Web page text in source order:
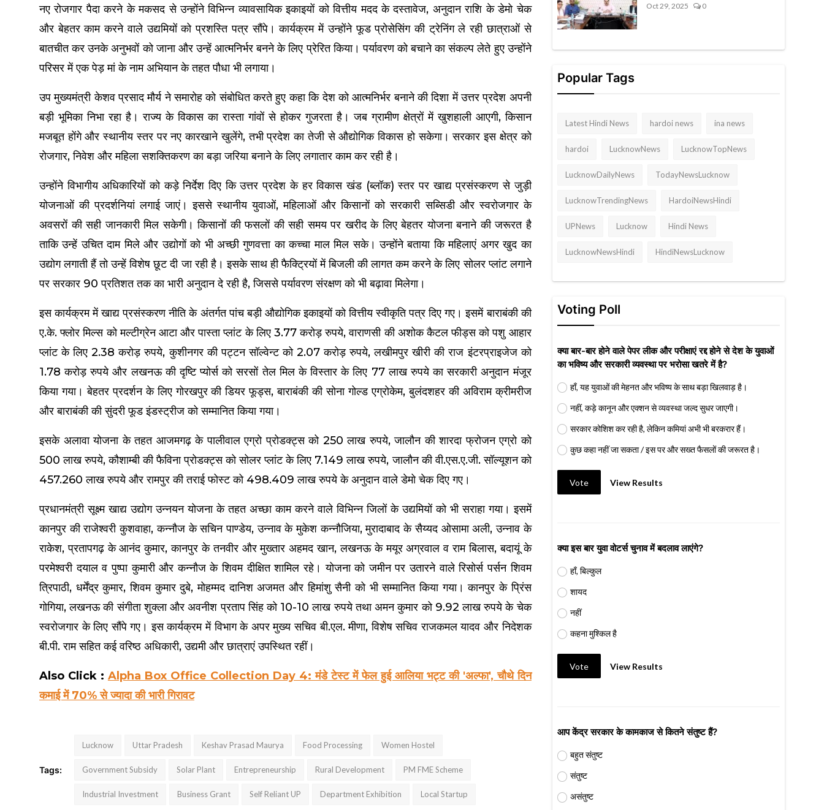
नए रोजगार पैदा करने के मकसद से उन्होंने विभिन्न व्यावसायिक इकाइयों को वित्तीय मदद के दस्तावेज, अनुदान राशि के डेमो चेक
और बेहतर काम करने वाले उद्यमियों को प्रशस्ति पत्र सौंपे। कार्यक्रम में उन्होंने फूड प्रोसेसिंग की ट्रेनिंग ले रही छात्राओं से
बातचीत कर उनके अनुभवों को जाना और उन्हें आत्मनिर्भर बनने के लिए प्रेरित किया। पर्यावरण को बचाने का संकल्प लेते हुए उन्होंने
परिसर में एक पेड़ मां के नाम अभियान के तहत पौधा भी लगाया।
उप मुख्यमंत्री केशव प्रसाद मौर्य ने समारोह को संबोधित करते हुए कहा कि देश को आत्मनिर्भर बनाने की दिशा में उत्तर प्रदेश अपनी
बड़ी भूमिका निभा रहा है। राज्य के विकास का रास्ता गांवों से होकर गुजरता है। जब ग्रामीण क्षेत्रों में खुशहाली आएगी, किसान
मजबूत होंगे और स्थानीय स्तर पर नए कारखाने खुलेंगे, तभी प्रदेश का तेजी से औद्योगिक विकास हो सकेगा। सरकार इस क्षेत्र को
रोजगार, निवेश और महिला सशक्तिकरण का बड़ा जरिया बनाने के लिए लगातार काम कर रही है।
उन्होंने विभागीय अधिकारियों को कड़े निर्देश दिए कि उत्तर प्रदेश के हर विकास खंड (ब्लॉक) स्तर पर खाद्य प्रसंस्करण से जुड़ी
योजनाओं की प्रदर्शनियां लगाई जाएं। इससे स्थानीय युवाओं, महिलाओं और किसानों को सरकारी सब्सिडी और स्वरोजगार के
अवसरों की सही जानकारी मिल सकेगी। किसानों की फसलों की सही समय पर खरीद के लिए बेहतर योजना बनाने की जरूरत है
ताकि उन्हें उचित दाम मिले और उद्योगों को भी अच्छी गुणवत्ता का कच्चा माल मिल सके। उन्होंने बताया कि महिलाएं अगर खुद का
उद्योग लगाती हैं तो उन्हें विशेष छूट दी जा रही है। इसके साथ ही फैक्ट्रियों में बिजली की लागत कम करने के लिए सोलर प्लांट लगाने
पर सरकार 90 प्रतिशत तक का भारी अनुदान दे रही है, जिससे पर्यावरण संरक्षण को भी बढ़ावा मिलेगा।
इस कार्यक्रम में खाद्य प्रसंस्करण नीति के अंतर्गत पांच बड़ी औद्योगिक इकाइयों को वित्तीय स्वीकृति पत्र दिए गए। इसमें बाराबंकी की
ए.के. फ्लोर मिल्स को मल्टीग्रेन आटा और पास्ता प्लांट के लिए 3.77 करोड़ रुपये, वाराणसी की अशोक कैटल फीड्स को पशु आहार
प्लांट के लिए 2.38 करोड़ रुपये, कुशीनगर की पट्टन सॉल्वेन्ट को 2.07 करोड़ रुपये, लखीमपुर खीरी की राज इंटरप्राइजेज को
1.78 करोड़ रुपये और लखनऊ की दृष्टि प्योर्स को सरसों तेल मिल के विस्तार के लिए 77 लाख रुपये का सरकारी अनुदान मंजूर
किया गया। बेहतर प्रदर्शन के लिए गोरखपुर की डियर फूड्स, बाराबंकी की सोना गोल्ड एग्रोकेम, बुलंदशहर की अविराम क्रीमरीज
और बाराबंकी की सुंदरी फूड इंडस्ट्रीज को सम्मानित किया गया।
इसके अलावा योजना के तहत आजमगढ़ के पालीवाल एग्रो प्रोडक्ट्स को 250 लाख रुपये, जालौन की शारदा फ्रोजन एग्रो को
500 लाख रुपये, कौशाम्बी की फैविना प्रोडक्ट्स को सोलर प्लांट के लिए 7.149 लाख रुपये, जालौन की वी.एस.ए.जी. सॉल्यूशन को
457.260 लाख रुपये और रामपुर की तराई फोस्ट को 498.409 लाख रुपये के अनुदान वाले डेमो चेक दिए गए।
प्रधानमंत्री सूक्ष्म खाद्य उद्योग उन्नयन योजना के तहत अच्छा काम करने वाले विभिन्न जिलों के उद्यमियों को भी सराहा गया। इसमें
कानपुर की राजेश्वरी कुशवाहा, कन्नौज के सचिन पाण्डेय, उन्नाव के मुकेश कन्नौजिया, मुरादाबाद के सैय्यद ओसामा अली, उन्नाव के
राकेश, प्रतापगढ़ के आनंद कुमार, कानपुर के तनवीर और मुख्तार अहमद खान, लखनऊ के मयूर अग्रवाल व राम बिलास, बदायूं के
परमेश्वरी दयाल व पुष्पा कुमारी और कन्नौज के शिवम दीक्षित शामिल रहे। योजना को जमीन पर उतारने वाले रिसोर्स पर्सन शिवम
त्रिपाठी, धर्मेंद्र कुमार, शिवम कुमार दुबे, मोहम्मद दानिश अजमत और हिमांशु सैनी को भी सम्मानित किया गया। कानपुर के प्रिंस
गोगिया, लखनऊ की संगीता शुक्ला और अवनीश प्रताप सिंह को 10-10 लाख रुपये तथा अमन कुमार को 9.92 लाख रुपये के चेक
स्वरोजगार के लिए सौंपे गए। इस कार्यक्रम में विभाग के अपर मुख्य सचिव बी.एल. मीणा, विशेष सचिव राजकमल यादव और निदेशक
बी.पी. राम सहित कई वरिष्ठ अधिकारी, उद्यमी और छात्राएं उपस्थित रहीं।
Also Click : Alpha Box Office Collection Day 4: मंडे टेस्ट में फेल हुई आलिया भट्ट की 'अल्फा', चौथे दिन
कमाई में 70% से ज्यादा की भारी गिरावट
Tags:
Lucknow Uttar Pradesh Keshav Prasad Maurya Food Processing Women Hostel
Government Subsidy Solar Plant Entrepreneurship Rural Development PM FME Scheme
Industrial Investment Business Grant Self Reliant UP Department Exhibition Local Startup
Oct 29, 2025 0
Popular Tags
Latest Hindi News hardoi news ina news
hardoi LucknowNews LucknowTopNews
LucknowDailyNews TodayNewsLucknow
LucknowTrendingNews HardoiNewsHindi
UPNews Lucknow Hindi News
LucknowNewsHindi HindiNewsLucknow
Voting Poll
क्या बार-बार होने वाले पेपर लीक और परीक्षाएं रद्द होने से देश के युवाओं
का भविष्य और सरकारी व्यवस्था पर भरोसा खतरे में है?
हाँ, यह युवाओं की मेहनत और भविष्य के साथ बड़ा खिलवाड़ है।
नहीं, कड़े कानून और एक्शन से व्यवस्था जल्द सुधर जाएगी।
सरकार कोशिश कर रही है, लेकिन कमियां अभी भी बरकरार हैं।
कुछ कहा नहीं जा सकता / इस पर और सख्त फैसलों की जरूरत है।
Vote View Results
क्या इस बार युवा वोटर्स चुनाव में बदलाव लाएंगे?
हाँ, बिल्कुल
शायद
नहीं
कहना मुश्किल है
Vote View Results
आप केंद्र सरकार के कामकाज से कितने संतुष्ट हैं?
बहुत संतुष्ट
संतुष्ट
असंतुष्ट